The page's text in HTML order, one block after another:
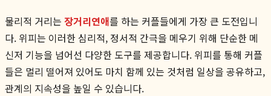
물리적 거리는 장거리연애를 하는 커플들에게 가장 큰 도전입니
다. 위피는 이러한 심리적, 정서적 간극을 메우기 위해 단순한 메
신저 기능을 넘어선 다양한 도구를 제공합니다. 위피를 통해 커플
들은 멀리 떨어져 있어도 마치 함께 있는 것처럼 일상을 공유하고,
관계의 지속성을 높일 수 있습니다.